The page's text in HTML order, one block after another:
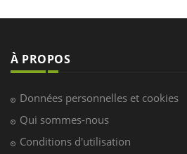
À PROPOS
Données personnelles et cookies
Qui sommes-nous
Conditions d'utilisation